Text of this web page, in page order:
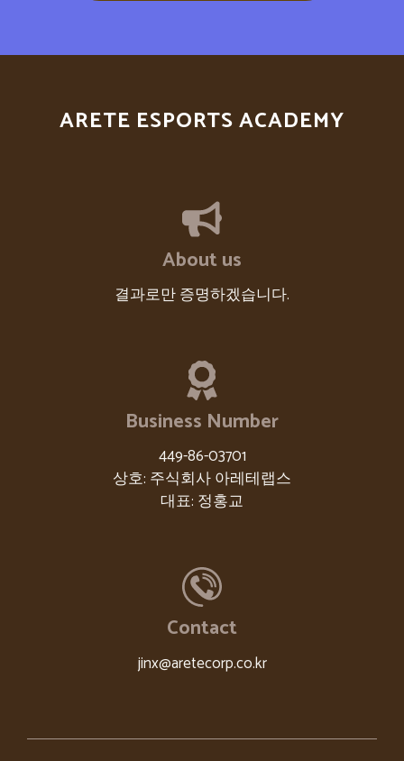
ARETE ESPORTS ACADEMY
About us
결과로만 증명하겠습니다.
Business Number
449-86-03701
상호: 주식회사 아레테랩스
대표: 정홍교
Contact
jinx@aretecorp.co.kr